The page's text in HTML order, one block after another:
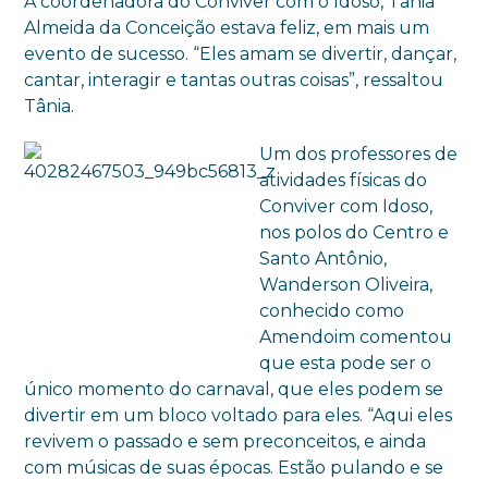
Almeida da Conceição estava feliz, em mais um
evento de sucesso. “Eles amam se divertir, dançar,
cantar, interagir e tantas outras coisas”, ressaltou
Tânia.
Um dos professores de
atividades físicas do
Conviver com Idoso,
nos polos do Centro e
Santo Antônio,
Wanderson Oliveira,
conhecido como
Amendoim comentou
que esta pode ser o
único momento do carnaval, que eles podem se
divertir em um bloco voltado para eles. “Aqui eles
revivem o passado e sem preconceitos, e ainda
com músicas de suas épocas. Estão pulando e se